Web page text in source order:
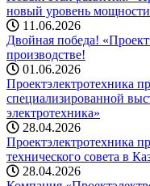
новый уровень
11.06.2026
Двойная победа!
производстве!
01.06.2026
Проектэлектротехника
специализированной
электротехника»
28.04.2026
Проектэлектротехника
технического совета в
28.04.2026